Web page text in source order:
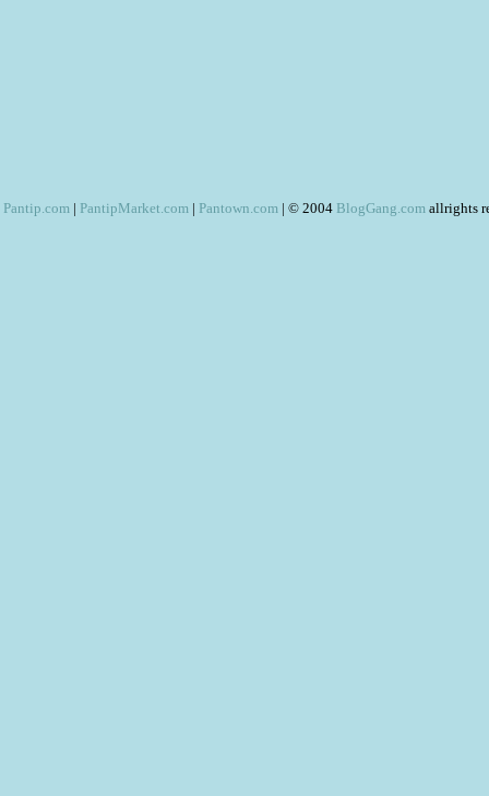
Pantip.com | PantipMarket.com | Pantown.com | © 2004 BlogGang.com allrights